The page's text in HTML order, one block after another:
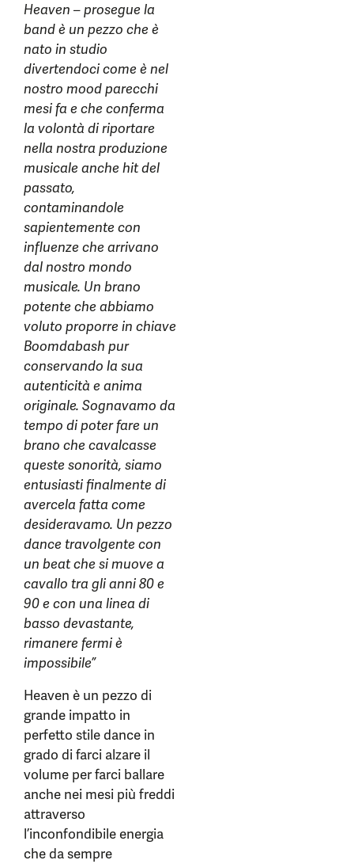
Heaven – prosegue la
band è un pezzo che è
nato in studio
divertendoci come è nel
nostro mood parecchi
mesi fa e che conferma
la volontà di riportare
nella nostra produzione
musicale anche hit del
passato,
contaminandole
sapientemente con
influenze che arrivano
dal nostro mondo
musicale. Un brano
potente che abbiamo
voluto proporre in chiave
Boomdabash pur
conservando la sua
autenticità e anima
originale. Sognavamo da
tempo di poter fare un
brano che cavalcasse
queste sonorità, siamo
entusiasti finalmente di
avercela fatta come
desideravamo. Un pezzo
dance travolgente con
un beat che si muove a
cavallo tra gli anni 80 e
90 e con una linea di
basso devastante,
rimanere fermi è
impossibile”
Heaven è un pezzo di
grande impatto in
perfetto stile dance in
grado di farci alzare il
volume per farci ballare
anche nei mesi più freddi
attraverso
l’inconfondibile energia
che da sempre